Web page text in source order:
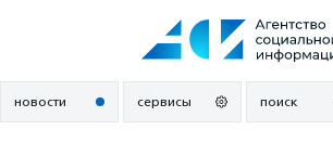
новости сервисы поиск